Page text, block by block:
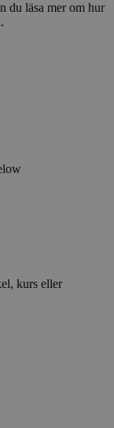
du läsa mer om hur
kurs eller